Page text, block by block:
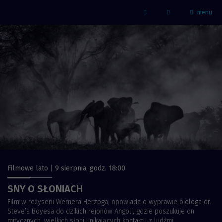
Facebook
menu
Filmowe lato | 9 sierpnia, godz. 18:00
SNY O SŁONIACH
Film w reżyserii Wernera Herzoga; opowiada o wyprawie biologa dr.
Steve’a Boyesa do dzikich rejonów Angoli, gdzie poszukuje on